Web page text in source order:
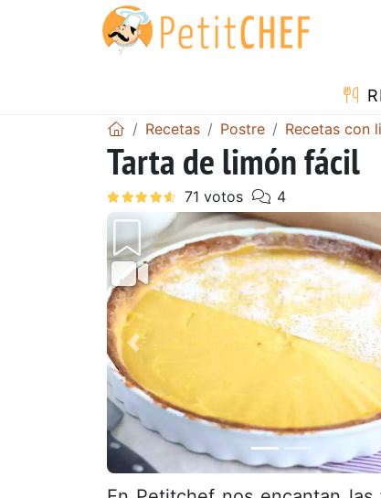
Recetas Postre Recetas con
Tarta de limón fácil
Anterior